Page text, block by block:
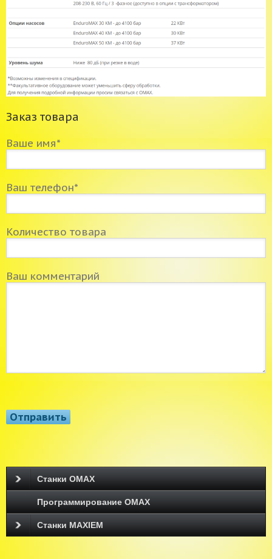
Заказ товара
Ваше имя*
Ваш телефон*
Количество товара
Ваш комментарий
Станки OMAX
Программирование ОМАХ
Станки MAXIEM